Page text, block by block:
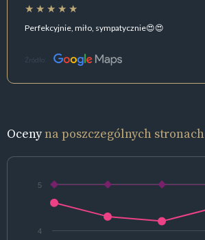
Perfekcyjnie, miło, sympatycznie😍😍
Źródło:
Ocenyna poszczególnych stronach
4
5